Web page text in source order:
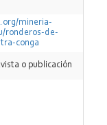
mineria-
ronderos-de-
conga
o publicación